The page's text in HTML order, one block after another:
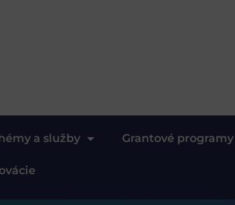
a služby Grantové